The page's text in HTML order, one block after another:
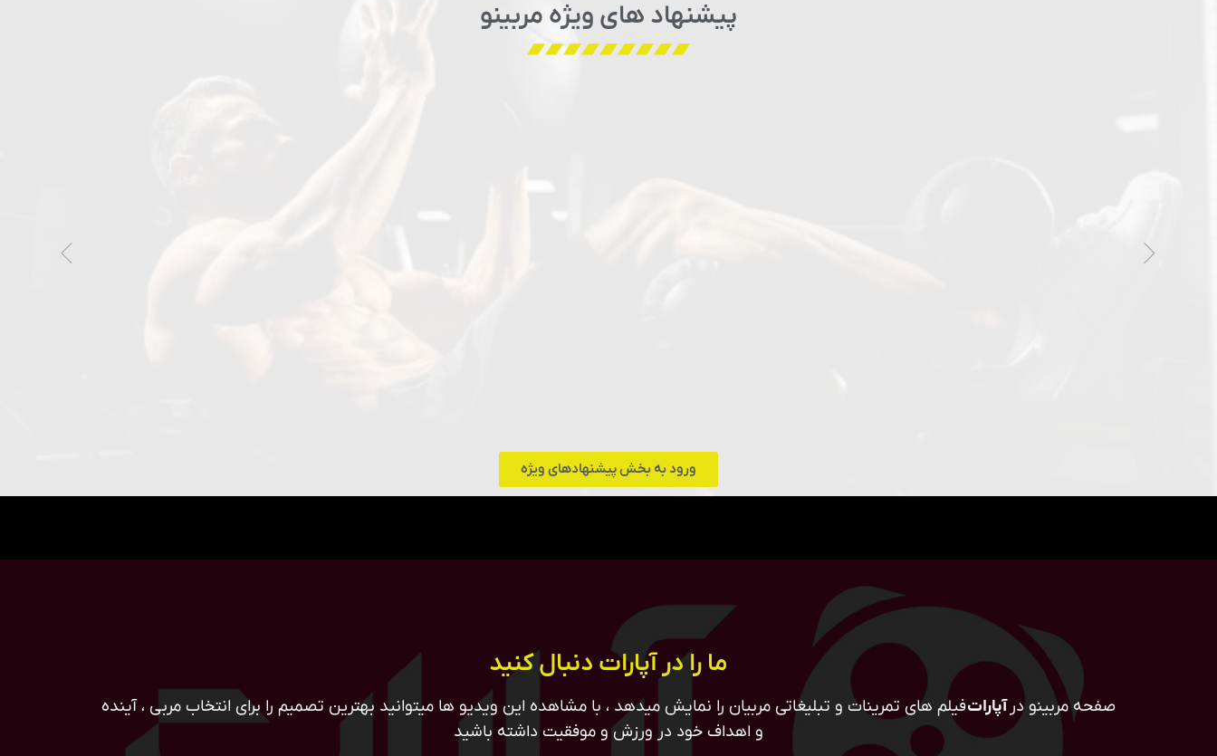
پیشنهاد های ویژه مربینو
ورود به بخش پیشنهادهای ویژه
ما را در آپارات دنبال کنید
صفحه مربینو در آپاراتفیلم های تمرینات و تبلیغاتی مربیان را نمایش میدهد ، با مشاهده این ویدیو ها میتوانید بهترین تصمیم را برای انتخاب مربی ، آینده
و اهداف خود در ورزش و موفقیت داشته باشید